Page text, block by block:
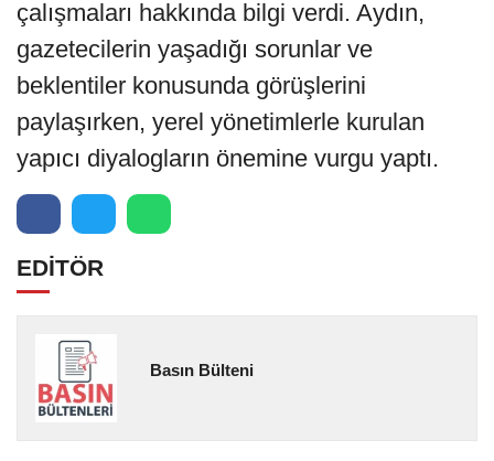
çalışmaları hakkında bilgi verdi. Aydın,
gazetecilerin yaşadığı sorunlar ve
beklentiler konusunda görüşlerini
paylaşırken, yerel yönetimlerle kurulan
yapıcı diyalogların önemine vurgu yaptı.
EDİTÖR
Basın Bülteni